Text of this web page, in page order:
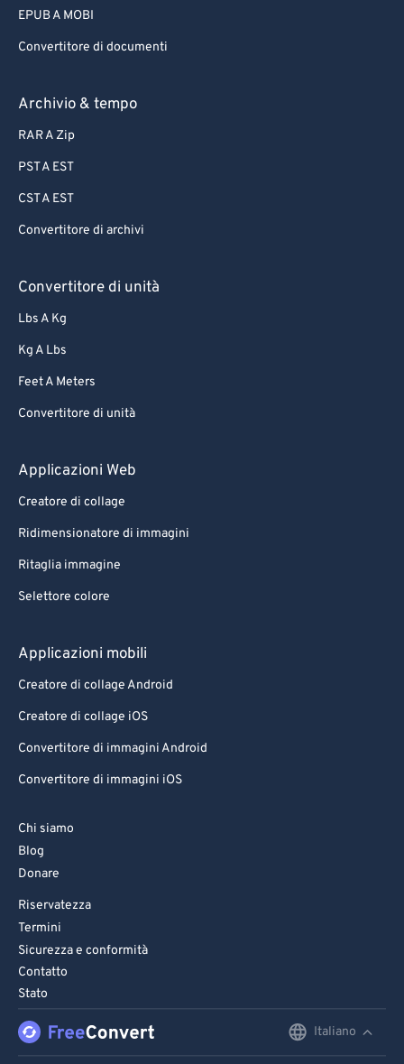
EPUB A MOBI
Convertitore di documenti
Archivio & tempo
RAR A Zip
PST A EST
CST A EST
Convertitore di archivi
Convertitore di unità
Lbs A Kg
Kg A Lbs
Feet A Meters
Convertitore di unità
Applicazioni Web
Creatore di collage
Ridimensionatore di immagini
Ritaglia immagine
Selettore colore
Applicazioni mobili
Creatore di collage Android
Creatore di collage iOS
Convertitore di immagini Android
Convertitore di immagini iOS
Chi siamo
Blog
Donare
Riservatezza
Termini
Sicurezza e conformità
Contatto
Stato
Italiano